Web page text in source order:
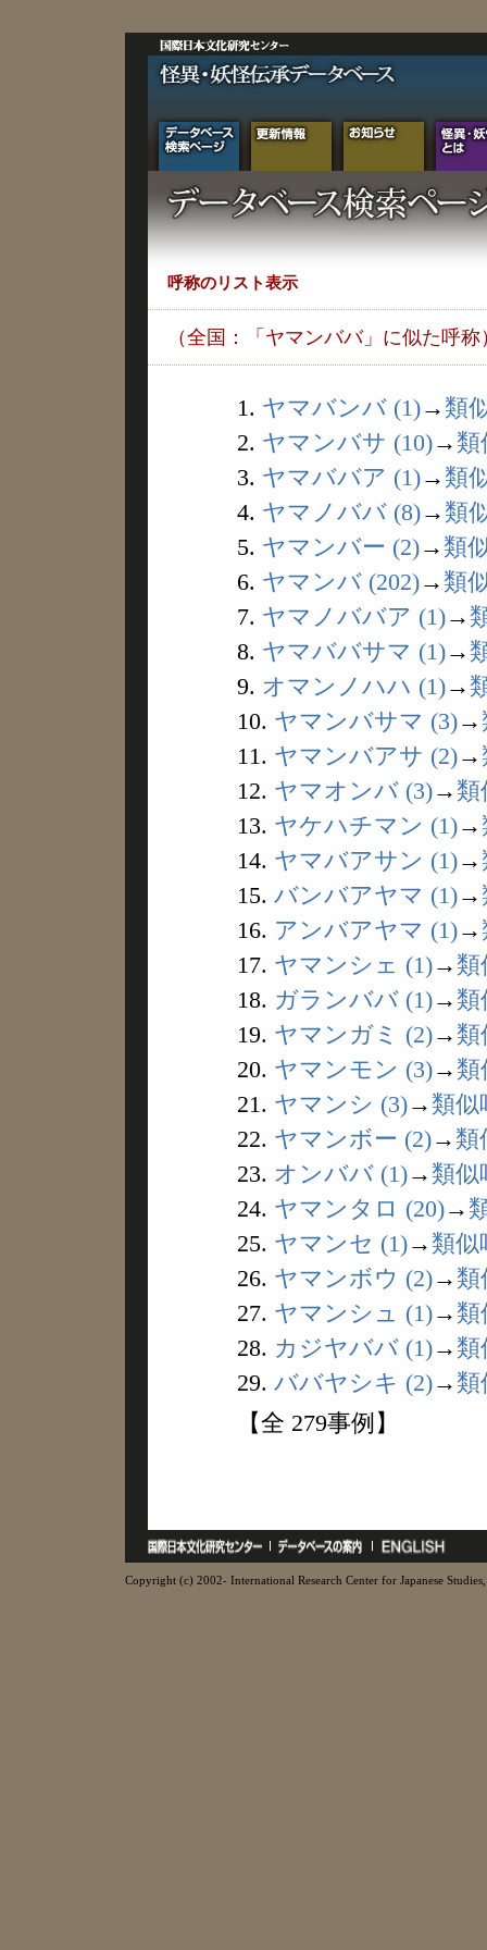
呼称のリスト表示
（全国：「ヤマンババ」に似た呼称
1. ヤマバンバ (1)→ 類
2. ヤマンバサ (10)→ 類
3. ヤマババア (1)→ 類
4. ヤマノババ (8)→ 類
5. ヤマンバー (2)→ 類
6. ヤマンバ (202)→ 類
7. ヤマノババア (1)→
8. ヤマババサマ (1)→
9. オマンノハハ (1)→
10. ヤマンバサマ (3)→
11. ヤマンバアサ (2)→
12. ヤマオンバ (3)→ 類
13. ヤケハチマン (1)→
14. ヤマバアサン (1)→
15. バンバアヤマ (1)→
16. アンバアヤマ (1)→
17. ヤマンシェ (1)→ 類
18. ガランババ (1)→ 類
19. ヤマンガミ (2)→ 類
20. ヤマンモン (3)→ 類
21. ヤマンシ (3)→ 類似
22. ヤマンボー (2)→ 類
23. オンババ (1)→ 類似
24. ヤマンタロ (20)→
25. ヤマンセ (1)→ 類似
26. ヤマンボウ (2)→ 類
27. ヤマンシュ (1)→ 類
28. カジヤババ (1)→ 類
29. ババヤシキ (2)→ 類
【全 279事例】
Copyright (c) 2002- International Research Center for Japanese